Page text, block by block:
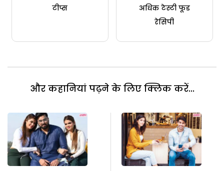
टीप्स
अधिक टेस्टी फूड
रेसिपी
और कहानियां पढ़ने के लिए क्लिक करें...